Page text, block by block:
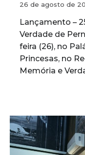
26 de agosto de
Lançamento –
Verdade de
feira (26), no
Princesas, no
Memória e